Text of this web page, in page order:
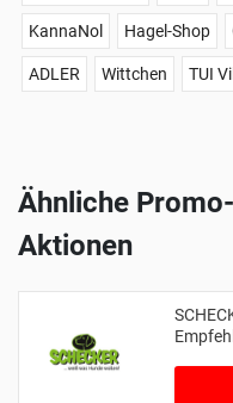
KannaNol Hagel-Shop
ADLER Wittchen TUI
Ähnliche
Aktionen